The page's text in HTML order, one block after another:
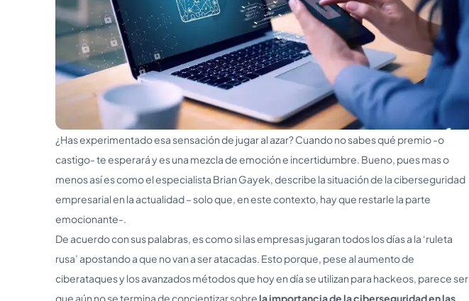
¿Has experimentado esa sensación de jugar al azar? Cuando no sabes qué premio -o
castigo- te esperará y es una mezcla de emoción e incertidumbre. Bueno, pues mas o
menos así es como el especialista Brian Gayek, describe la situación de la ciberseguridad
empresarial en la actualidad – solo que, en este contexto, hay que restarle la parte
emocionante-.
De acuerdo con sus palabras, es como si las empresas jugaran todos los días a la ‘ruleta
rusa’ apostando a que no van a ser atacadas. Esto porque, pese al aumento de
ciberataques y los avanzados métodos que hoy en día se utilizan para hackeos, parece ser
que aún no se termina de concientizar sobrela importancia de la ciberseguridad en las